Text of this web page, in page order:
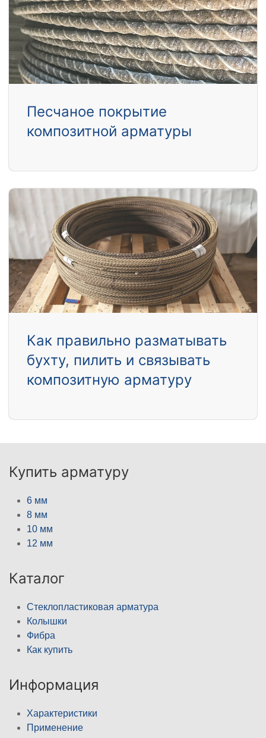
Песчаное покрытие
композитной арматуры
Как правильно разматывать
бухту, пилить и связывать
композитную арматуру
Купить арматуру
6 мм
8 мм
10 мм
12 мм
Каталог
Стеклопластиковая арматура
Колышки
Фибра
Как купить
Информация
Характеристики
Применение